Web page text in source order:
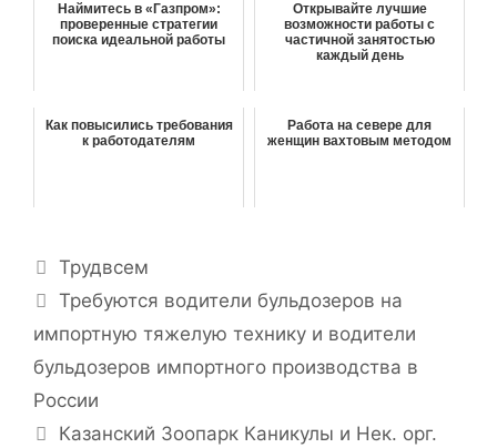
Наймитесь в «Газпром»:
проверенные стратегии
поиска идеальной работы
Открывайте лучшие
возможности работы с
частичной занятостью
каждый день
Как повысились требования
к работодателям
Работа на севере для
женщин вахтовым методом
Р
у
р
и
к
и
Трудвсем
Н
а
и
г
а
Требуются водители бульдозеров на
импортную тяжелую технику и водители
бульдозеров импортного производства в
России
Казанский Зоопарк Каникулы и Нек. орг.